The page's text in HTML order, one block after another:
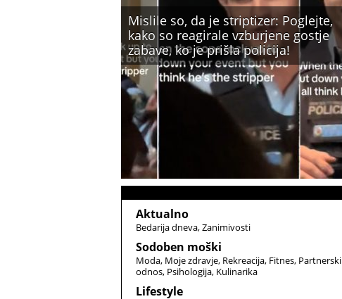
Mislile so, da je striptizer: Poglejte,
kako so reagirale vzburjene gostje
zabave, ko je prišla policija!
Aktualno
Bedarija dneva Zanimivosti
Sodoben moški
Moda Moje zdravje Rekreacija Fitnes Partnerski
odnos Psihologija Kulinarika
Lifestyle